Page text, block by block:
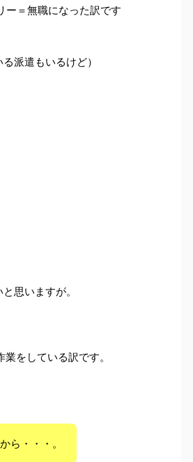
ー＝無職になった訳です
派遣もいるけど）
思いますが。
をしている訳です。
ら・・・。